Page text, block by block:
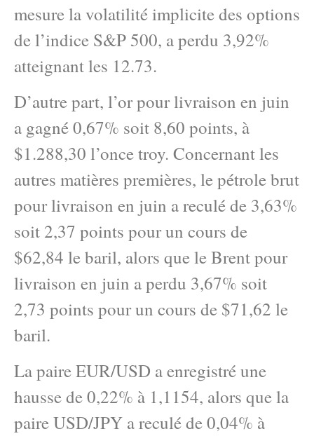
mesure la volatilité implicite des options
de l’indice S&P 500, a perdu 3,92%
atteignant les 12.73.
D’autre part, l’or pour livraison en juin
a gagné 0,67% soit 8,60 points, à
$1.288,30 l’once troy. Concernant les
autres matières premières, le pétrole brut
pour livraison en juin a reculé de 3,63%
soit 2,37 points pour un cours de
$62,84 le baril, alors que le Brent pour
livraison en juin a perdu 3,67% soit
2,73 points pour un cours de $71,62 le
baril.
La paire EUR/USD a enregistré une
hausse de 0,22% à 1,1154, alors que la
paire USD/JPY a reculé de 0,04% à